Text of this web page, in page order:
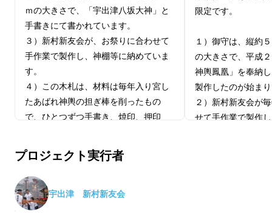
神輿の足元を照らします。
ｍの大きさで、「宇出津八坂大神」と
手書きにて書かれています。
３）新村新友会が、お祭りに合わせて
手作業で製作し、神棚等に納めていま
す。
４）この木札は、材料は毎年入り宮し
たあばれ神輿の担ぎ棒を削ったもの
で、ひとつずつ手書き、焼印、押印
５）非売品で、入手することのできな
い木札です。
※本プロジェクトは災害復興支援を目
的としたプロジェクトのため、応援
限定です。
１）御守は、縦約
の大きさで、平成
神輿鳳凰」を奉納
製作したのが始ま
２）新村新友会が
せて手作業で製作
プロジェクト実行者
宇出津 新村新友会